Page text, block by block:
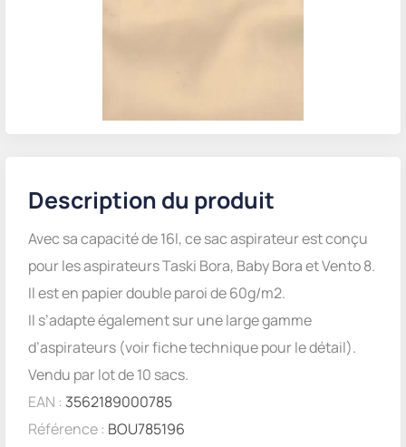
Description du produit
Avec sa capacité de 16l, ce sac aspirateur est conçu
pour les aspirateurs Taski Bora, Baby Bora et Vento 8.
Il est en papier double paroi de 60g/m2.
Il s’adapte également sur une large gamme
d’aspirateurs (voir fiche technique pour le détail).
Vendu par lot de 10 sacs.
EAN : 3562189000785
Référence : BOU785196